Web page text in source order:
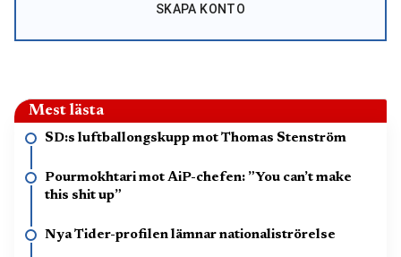
SKAPA KONTO
Mest lästa
SD:s luftballongskupp mot Thomas Stenström
Pourmokhtari mot AiP-chefen: ”You can’t make
this shit up”
Nya Tider-profilen lämnar nationaliströrelse